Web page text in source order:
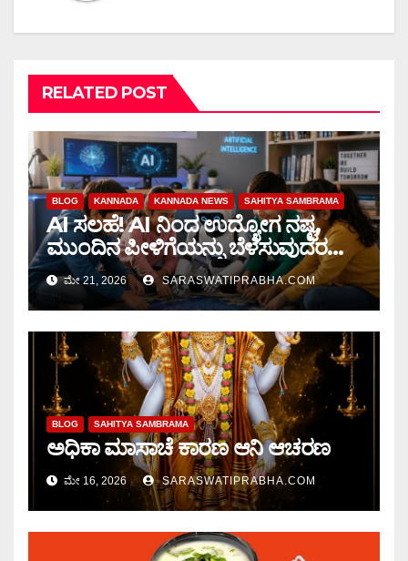
RELATED POST
BLOG KANNADA KANNADA NEWS SAHITYA SAMBRAMA
AI ಸಲಹೆ! AI ನಿಂದ ಉದ್ಯೋಗ ನಷ್ಟ,
ಮುಂದಿನ ಪೀಳಿಗೆಯನ್ನು ಬೆಳೆಸುವುದರ
ಕುರಿತು AI ಸಲಹೆ ಏನು ಗೊತ್ತೇ?
ಮೇ 21, 2026 SARASWATIPRABHA.COM
BLOG SAHITYA SAMBRAMA
ಅಧಿಕಾ ಮಾಸಾಚೆ ಕಾರಣ ಆನಿ ಆಚರಣ
ಮೇ 16, 2026 SARASWATIPRABHA.COM